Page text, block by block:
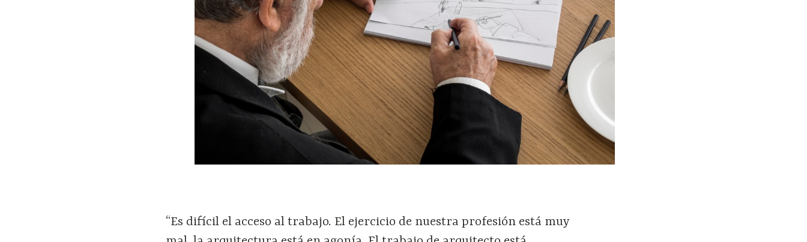
“Es difícil el acceso al trabajo. El ejercicio de nuestra profesión está muy